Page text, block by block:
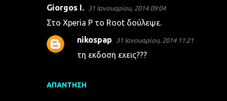
Giorgos I. 31 Ιανουαρίου, 2014 09:04
Στο Xperia P το Root δούλεψε.
ΑΠΆΝΤΗΣΗ
nikospap 31 Ιανουαρίου, 2014 11:21
τη εκδοση εχεις???